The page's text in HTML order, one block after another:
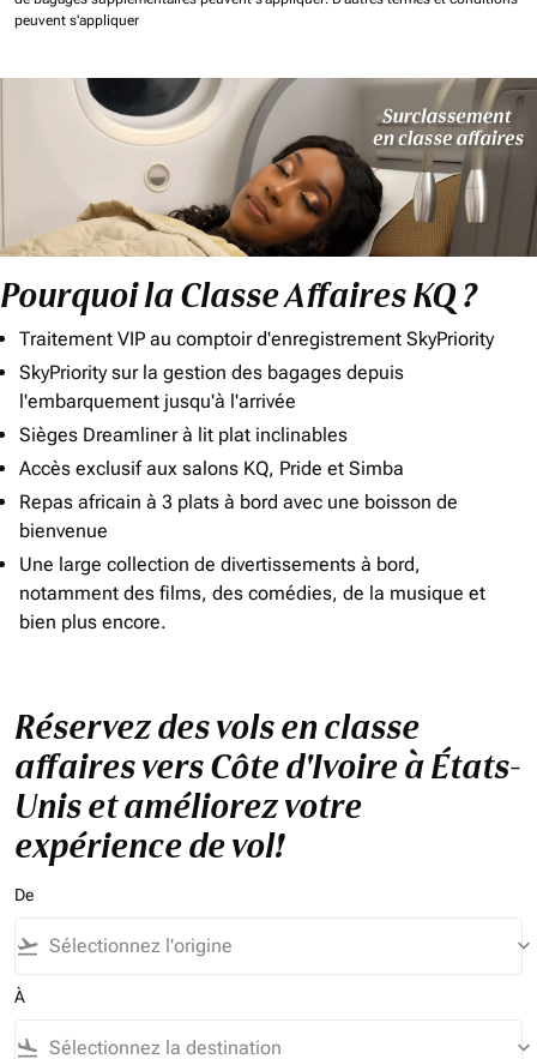
peuvent s'appliquer
Pourquoi la Classe Affaires KQ ?
Traitement VIP au comptoir d'enregistrement SkyPriority
SkyPriority sur la gestion des bagages depuis
l'embarquement jusqu'à l'arrivée
Sièges Dreamliner à lit plat inclinables
Accès exclusif aux salons KQ, Pride et Simba
Repas africain à 3 plats à bord avec une boisson de
bienvenue
Une large collection de divertissements à bord,
notamment des films, des comédies, de la musique et
bien plus encore.
Réservez des vols en classe
affaires vers Côte d'Ivoire à États-
Unis et améliorez votre
expérience de vol!
De
flight_takeoff keyboard_arrow_down
À
flight_land keyboard_arrow_down